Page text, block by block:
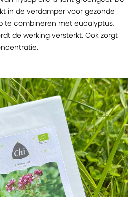
in de verdamper voor gezonde
te combineren met eucalyptus,
de werking versterkt. Ook zorgt